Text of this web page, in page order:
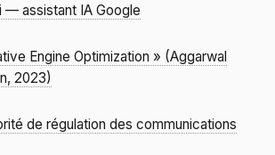
— assistant IA Google
Engine Optimization » (Aggarwal
2023)
de régulation des communications